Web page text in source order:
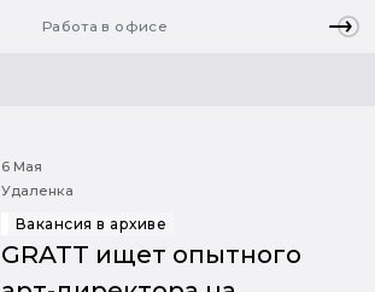
Работа в офисе
6 Мая
Удаленка
Вакансия в архиве
GRATT ищет опытного